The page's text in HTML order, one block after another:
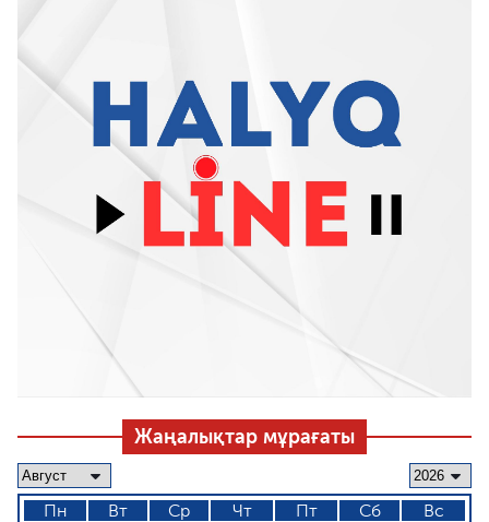
Жаңалықтар мұрағаты
Пн Вт Ср Чт Пт Сб
Вс